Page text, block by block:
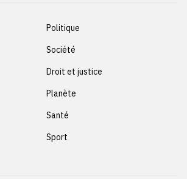
Politique
Société
Droit et justice
Planète
Santé
Sport